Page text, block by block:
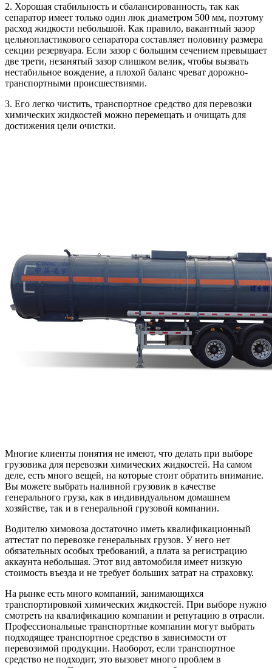
2. Хорошая стабильность и сбалансированность, так как
сепаратор имеет только один люк диаметром 500 мм, поэтому
расход жидкости небольшой. Как правило, вакантный зазор
цельнопластикового сепаратора составляет половину размера
секции резервуара. Если зазор с большим сечением превышает
две трети, незанятый зазор слишком велик, чтобы вызвать
нестабильное вождение, а плохой баланс чреват дорожно-
транспортными происшествиями.
3. Его легко чистить, транспортное средство для перевозки
химических жидкостей можно перемещать и очищать для
достижения цели очистки.
Многие клиенты понятия не имеют, что делать при выборе
грузовика для перевозки химических жидкостей. На самом
деле, есть много вещей, на которые стоит обратить внимание.
Вы можете выбрать наливной грузовик в качестве
генерального груза, как в индивидуальном домашнем
хозяйстве, так и в генеральной грузовой компании.
Водителю химовоза достаточно иметь квалификационный
аттестат по перевозке генеральных грузов. У него нет
обязательных особых требований, а плата за регистрацию
аккаунта небольшая. Этот вид автомобиля имеет низкую
стоимость въезда и не требует больших затрат на страховку.
На рынке есть много компаний, занимающихся
транспортировкой химических жидкостей. При выборе нужно
смотреть на квалификацию компании и репутацию в отрасли.
Профессиональные транспортные компании могут выбрать
подходящее транспортное средство в зависимости от
перевозимой продукции. Наоборот, если транспортное
средство не подходит, это вызовет много проблем в